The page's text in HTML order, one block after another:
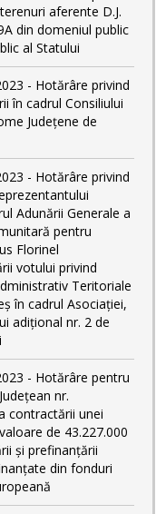
aferente D.J.
din domeniul public
al Statului
- Hotărâre privind
în cadrul Consiliului
Judeţene de
- Hotărâre privind
Adunării Generale a
pentru
Florinel
votului privind
Teritoriale
în cadrul Asociaţiei,
adiţional nr. 2 de
- Hotărâre pentru
nr.
contractării unei
de 43.227.000
şi prefinanţării
din fonduri